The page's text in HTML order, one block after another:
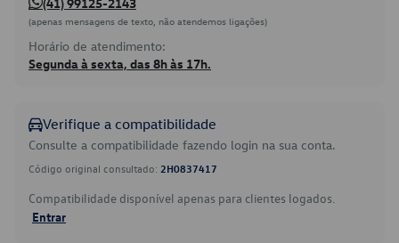
(apenas mensagens de texto, não atendemos ligações)
Horário de atendimento:
Segunda à sexta, das 8h às 17h.
Verifique a compatibilidade
Consulte a compatibilidade fazendo login na sua conta.
Código original consultado: 2H0837417
Compatibilidade disponível apenas para clientes logados.
Entrar